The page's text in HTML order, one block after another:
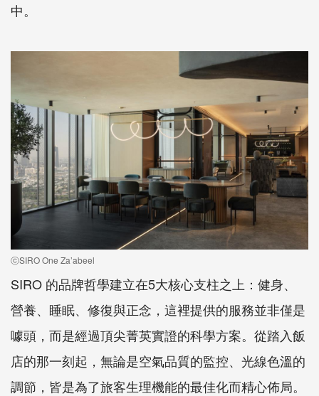
中。
ⓒSIRO One Za’abeel
SIRO 的品牌哲學建立在5大核心支柱之上：健身、
營養、睡眠、修復與正念，這裡提供的服務並非僅是
噱頭，而是經過頂尖菁英實證的科學方案。從踏入飯
店的那一刻起，無論是空氣品質的監控、光線色溫的
調節，皆是為了旅客生理機能的最佳化而精心佈局。